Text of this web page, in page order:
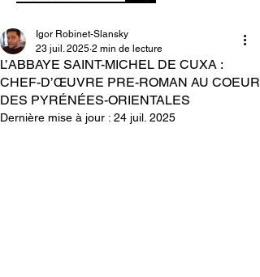
L’ABBAYE SAINT-MICHEL DE CUXA :
CHEF-D’ŒUVRE PRE-ROMAN AU COEUR
DES PYRÉNÉES-ORIENTALES
Igor Robinet-Slansky
23 juil. 2025 2 min de lecture
Dernière mise à jour : 24 juil. 2025